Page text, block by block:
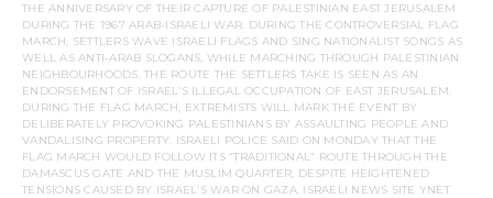
THE ANNIVERSARY OF THEIR CAPTURE OF PALESTINIAN EAST JERUSALEM
DURING THE 1967 ARAB-ISRAELI WAR. DURING THE CONTROVERSIAL FLAG
MARCH, SETTLERS WAVE ISRAELI FLAGS AND SING NATIONALIST SONGS AS
WELL AS ANTI-ARAB SLOGANS, WHILE MARCHING THROUGH PALESTINIAN
NEIGHBOURHOODS. THE ROUTE THE SETTLERS TAKE IS SEEN AS AN
ENDORSEMENT OF ISRAEL’S ILLEGAL OCCUPATION OF EAST JERUSALEM.
DURING THE FLAG MARCH, EXTREMISTS WILL MARK THE EVENT BY
DELIBERATELY PROVOKING PALESTINIANS BY ASSAULTING PEOPLE AND
VANDALISING PROPERTY. ISRAELI POLICE SAID ON MONDAY THAT THE
FLAG MARCH WOULD FOLLOW ITS “TRADITIONAL” ROUTE THROUGH THE
DAMASCUS GATE AND THE MUSLIM QUARTER, DESPITE HEIGHTENED
TENSIONS CAUSED BY ISRAEL’S WAR ON GAZA. ISRAELI NEWS SITE YNET